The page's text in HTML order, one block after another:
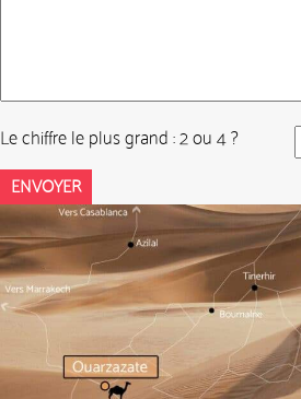
Le chiffre le plus grand : 2 ou 4 ?